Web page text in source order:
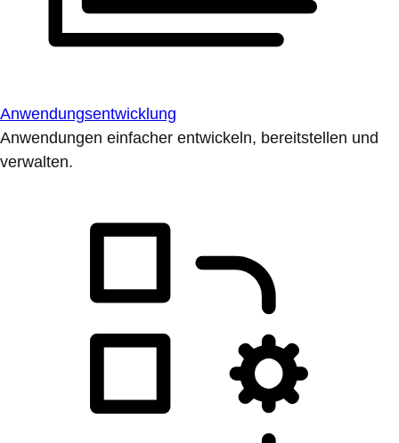
Anwendungsentwicklung
Anwendungen einfacher entwickeln, bereitstellen und
verwalten.